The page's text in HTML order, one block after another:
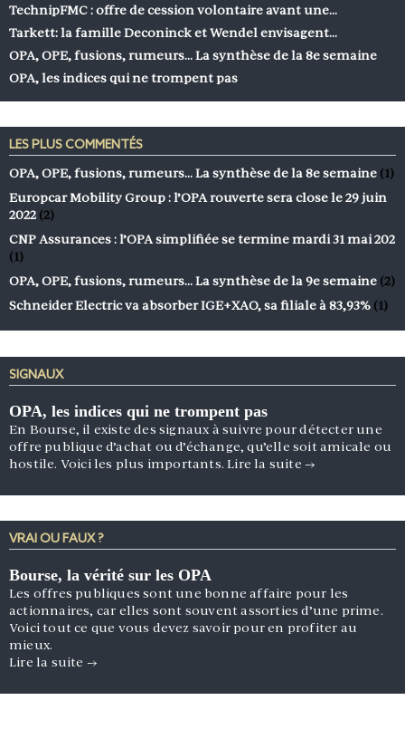
TechnipFMC : offre de cession volontaire avant une…
Tarkett: la famille Deconinck et Wendel envisagent…
OPA, OPE, fusions, rumeurs… La synthèse de la 8e semaine
OPA, les indices qui ne trompent pas
LES PLUS COMMENTÉS
OPA, OPE, fusions, rumeurs… La synthèse de la 8e semaine (1)
Europcar Mobility Group : l’OPA rouverte sera close le 29 juin
2022 (2)
CNP Assurances : l’OPA simplifiée se termine mardi 31 mai 202
(1)
OPA, OPE, fusions, rumeurs… La synthèse de la 9e semaine (2)
Schneider Electric va absorber IGE+XAO, sa filiale à 83,93% (1)
SIGNAUX
OPA, les indices qui ne trompent pas
En Bourse, il existe des signaux à suivre pour détecter une
offre publique d’achat ou d’échange, qu’elle soit amicale ou
hostile. Voici les plus importants.Lire la suite →
VRAI OU FAUX ?
Bourse, la vérité sur les OPA
Les offres publiques sont une bonne affaire pour les
actionnaires, car elles sont souvent assorties d’une prime.
Voici tout ce que vous devez savoir pour en profiter au
mieux.
Lire la suite →